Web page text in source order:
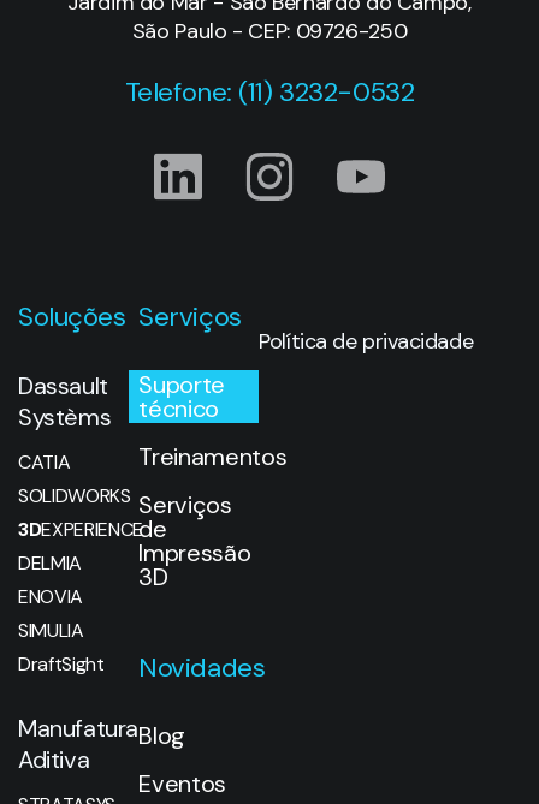
São Paulo - CEP: 09726-250
Telefone: (11) 3232-0532
Soluções
Dassault
Systèms
CATIA
SOLIDWORKS
3DEXPERIENCE
DELMIA
ENOVIA
SIMULIA
DraftSight
Manufatura
Aditiva
Serviços
Suporte
técnico
Treinamentos
Serviços
de
Impressão
3D
Novidades
Blog
Eventos
Política de privacidade